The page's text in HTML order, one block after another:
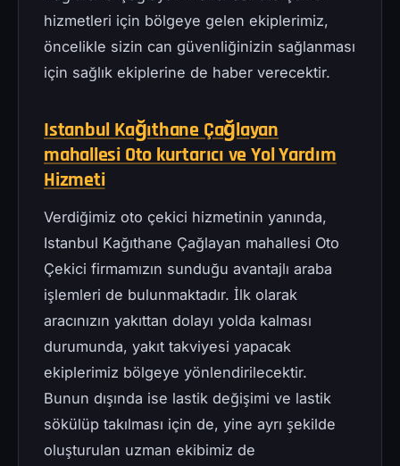
hizmetleri için bölgeye gelen ekiplerimiz,
öncelikle sizin can güvenliğinizin sağlanması
için sağlık ekiplerine de haber verecektir.
Istanbul Kağıthane Çağlayan
mahallesi Oto kurtarıcı ve Yol Yardım
Hizmeti
Verdiğimiz oto çekici hizmetinin yanında,
Istanbul Kağıthane Çağlayan mahallesi Oto
Çekici firmamızın sunduğu avantajlı araba
işlemleri de bulunmaktadır. İlk olarak
aracınızın yakıttan dolayı yolda kalması
durumunda, yakıt takviyesi yapacak
ekiplerimiz bölgeye yönlendirilecektir.
Bunun dışında ise lastik değişimi ve lastik
sökülüp takılması için de, yine ayrı şekilde
oluşturulan uzman ekibimiz de